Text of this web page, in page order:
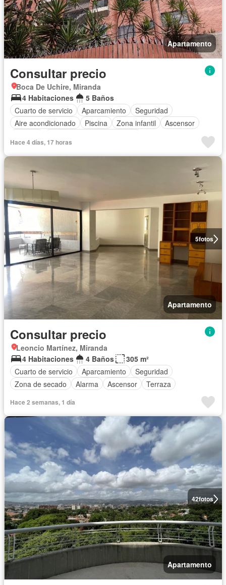
Apartamento
Consultar precio
Boca De Uchire, Miranda
4 Habitaciones
5 Baños
Cuarto de servicio
Aparcamiento
Seguridad
Aire acondicionado
Piscina Zona infantil
Ascensor
Hace 4 días, 17 horas
5fotos
Apartamento
Consultar precio
Leoncio Martínez, Miranda
4 Habitaciones
4 Baños
305 m²
Cuarto de servicio
Aparcamiento
Seguridad
Zona de secado
Alarma Ascensor Terraza
Hace 2 semanas, 1 día
42fotos
Apartamento